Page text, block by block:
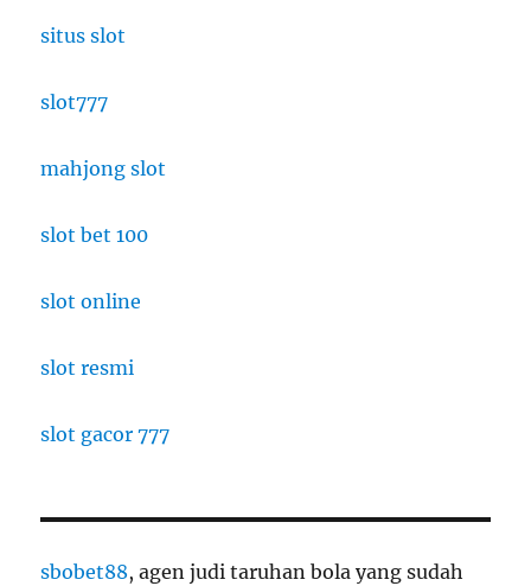
situs slot
slot777
mahjong slot
slot bet 100
slot online
slot resmi
slot gacor 777
sbobet88, agen judi taruhan bola yang sudah